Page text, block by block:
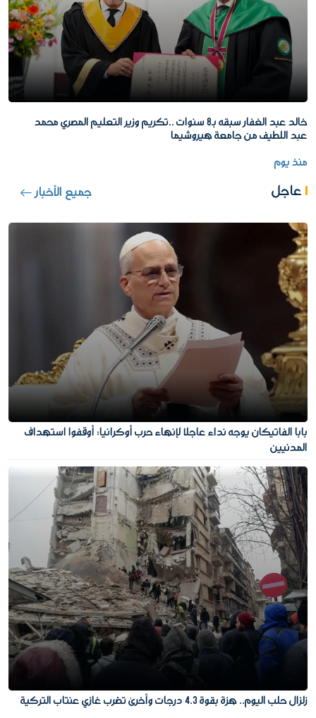
خالد عبد الغفار سبقه بـ8 سنوات ..تكريم وزير التعليم المصري محمد
عبد اللطيف من جامعة هيروشيما
منذ يوم
عاجل جميع الأخبار
بابا الفاتيكان يوجه نداء عاجلا لإنهاء حرب أوكرانيا: أوقفوا استهداف
المدنيين
زلزال حلب اليوم.. هزة بقوة 4.3 درجات وأخرى تضرب غازي عنتاب التركية